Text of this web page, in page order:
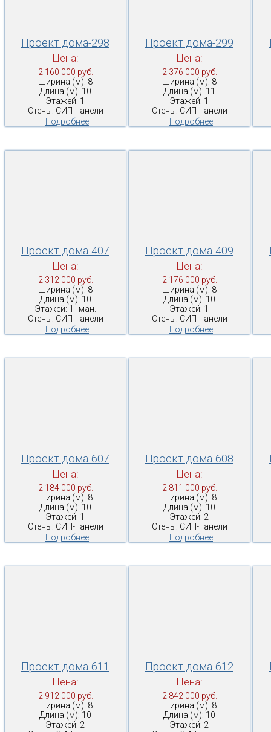
Проект дома-298
Цена:
2 160 000 руб.
Ширина (м): 8
Длина (м): 10
Этажей: 1
Стены: СИП-панели
Подробнее
Проект дома-299
Цена:
2 376 000 руб.
Ширина (м): 8
Длина (м): 11
Этажей: 1
Стены: СИП-панели
Подробнее
Проект дома-407
Цена:
2 312 000 руб.
Ширина (м): 8
Длина (м): 10
Этажей: 1+ман.
Стены: СИП-панели
Подробнее
Проект дома-409
Цена:
2 176 000 руб.
Ширина (м): 8
Длина (м): 10
Этажей: 1
Стены: СИП-панели
Подробнее
Проект дома-607
Цена:
2 184 000 руб.
Ширина (м): 8
Длина (м): 10
Этажей: 1
Стены: СИП-панели
Подробнее
Проект дома-608
Цена:
2 811 000 руб.
Ширина (м): 8
Длина (м): 10
Этажей: 2
Стены: СИП-панели
Подробнее
Проект дома-611
Цена:
2 912 000 руб.
Ширина (м): 8
Длина (м): 10
Этажей: 2
Проект дома-612
Цена:
2 842 000 руб.
Ширина (м): 8
Длина (м): 10
Этажей: 2